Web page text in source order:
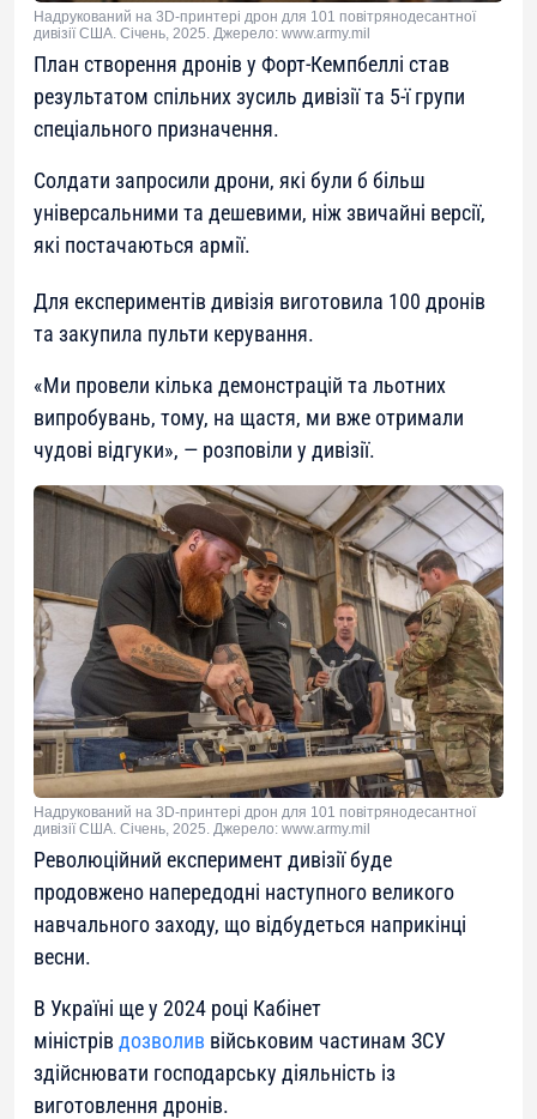
Надрукований на 3D-принтері дрон для 101 повітрянодесантної
дивізії США. Січень, 2025. Джерело: www.army.mil
План створення дронів у Форт-Кемпбеллі став
результатом спільних зусиль дивізії та 5-ї групи
спеціального призначення.
Солдати запросили дрони, які були б більш
універсальними та дешевими, ніж звичайні версії,
які постачаються армії.
Для експериментів дивізія виготовила 100 дронів
та закупила пульти керування.
«Ми провели кілька демонстрацій та льотних
випробувань, тому, на щастя, ми вже отримали
чудові відгуки», — розповіли у дивізії.
Надрукований на 3D-принтері дрон для 101 повітрянодесантної
дивізії США. Січень, 2025. Джерело: www.army.mil
Революційний експеримент дивізії буде
продовжено напередодні наступного великого
навчального заходу, що відбудеться наприкінці
весни.
В Україні ще у 2024 році Кабінет
міністрів дозволив військовим частинам ЗСУ
здійснювати господарську діяльність із
виготовлення дронів.